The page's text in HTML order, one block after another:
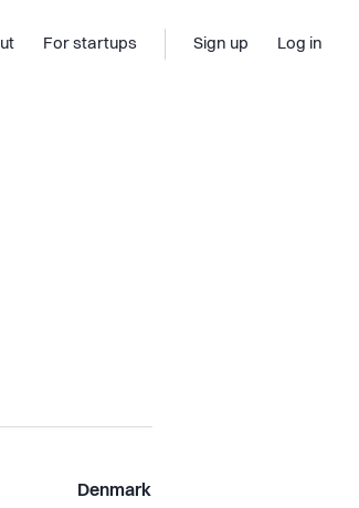
For startups Sign up Log in
Denmark